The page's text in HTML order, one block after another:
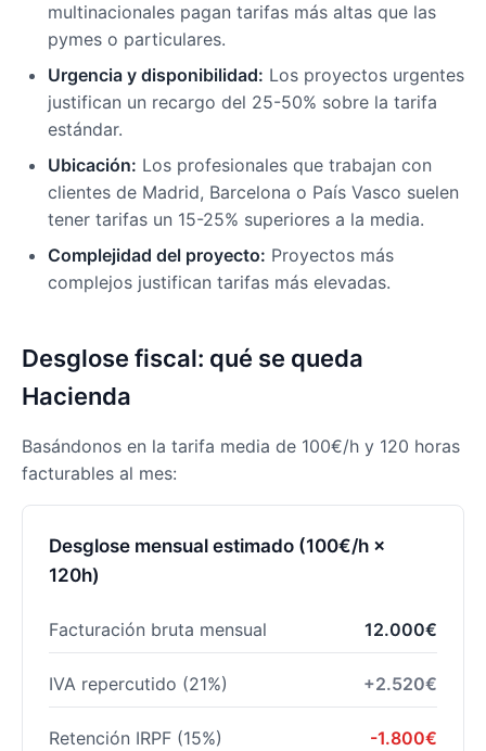
multinacionales pagan tarifas más altas que las
pymes o particulares.
Urgencia y disponibilidad: Los proyectos urgentes
justifican un recargo del 25-50% sobre la tarifa
estándar.
Ubicación: Los profesionales que trabajan con
clientes de Madrid, Barcelona o País Vasco suelen
tener tarifas un 15-25% superiores a la media.
Complejidad del proyecto: Proyectos más
complejos justifican tarifas más elevadas.
Desglose fiscal: qué se queda
Hacienda
Basándonos en la tarifa media de 100€/h y 120 horas
facturables al mes:
Desglose mensual estimado (100€/h ×
120h)
Facturación bruta mensual 12.000€
IVA repercutido (21%) +2.520€
Retención IRPF (15%) -1.800€